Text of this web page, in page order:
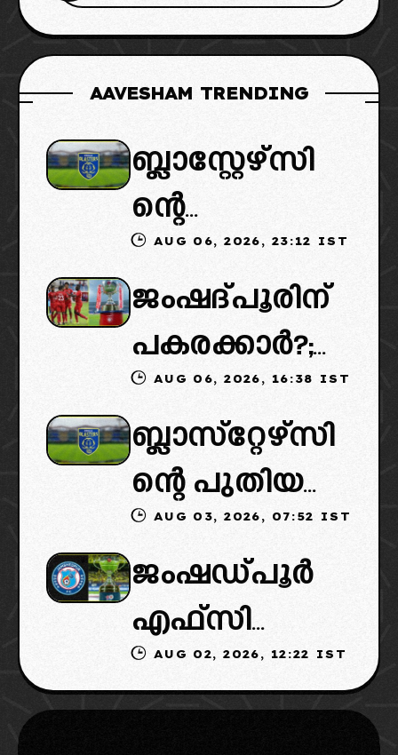
AAVESHAM TRENDING
ബ്ലാസ്റ്റേഴ്സി
ന്റെ
കൈമാറ്റത്തി
ൽ ട്വിസ്റ്റ്:
പുതിയ
ഉടമകളെത്താ
ൻ വൈകും,
കോടതിയുടെ
നീക്കവും
നിർണായകം
AUG 06, 2026, 23:12 IST
ജംഷദ്പൂരിന്
പകരക്കാർ?;
ഐഎസ്എല്ലി
ൽ പുതിയ
ടീമിനെ
ഉൾപ്പെടുത്താ
ൻ
എഐഎഫ്എ
ഫ്: വരുന്നത്
ഗോവൻ
AUG 06, 2026, 16:38 IST
ബ്ലാസ്‌റ്റേഴ്‌സി
ന്റെ പുതിയ
ഉടമകളിൽ
മലബാറിൽ
നിന്നുള്ള
ബിസിനസ്
ഗ്രൂപ്പും:
AUG 03, 2026, 07:52 IST
ജംഷഡ്പൂർ
എഫ്സി
മടങ്ങിവരും!:
തിരിച്ചെത്തി
AUG 02, 2026, 12:22 IST